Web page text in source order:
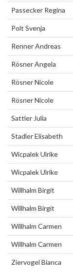
Passecker Regina
Polt Svenja
Renner Andreas
Rösner Angela
Rösner Nicole
Rösner Nicole
Sattler Julia
Stadler Elisabeth
Wicpalek Ulrike
Wicpalek Ulrike
Willhalm Birgit
Willhalm Birgit
Willhalm Carmen
Willhalm Carmen
Ziervogel Bianca